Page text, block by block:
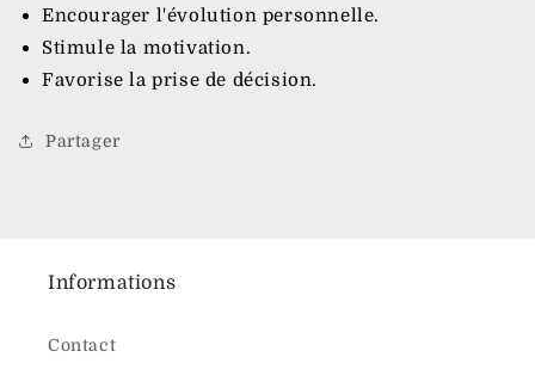
Encourager l'évolution personnelle.
Stimule la motivation.
Favorise la prise de décision.
Partager
Informations
Contact